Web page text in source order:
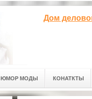
Дом
ЮМОР МОДЫ КОНАТКТЫ